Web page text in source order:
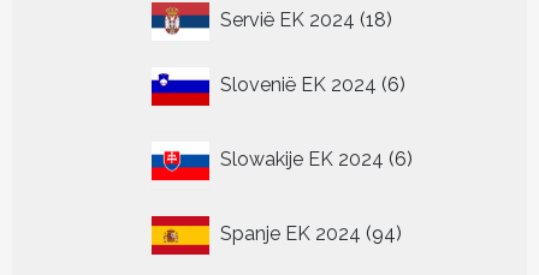
Servië EK 2024 1818
Slovenië EK 2024 66
Slowakije EK 2024 6
producten
Spanje EK 2024 9494